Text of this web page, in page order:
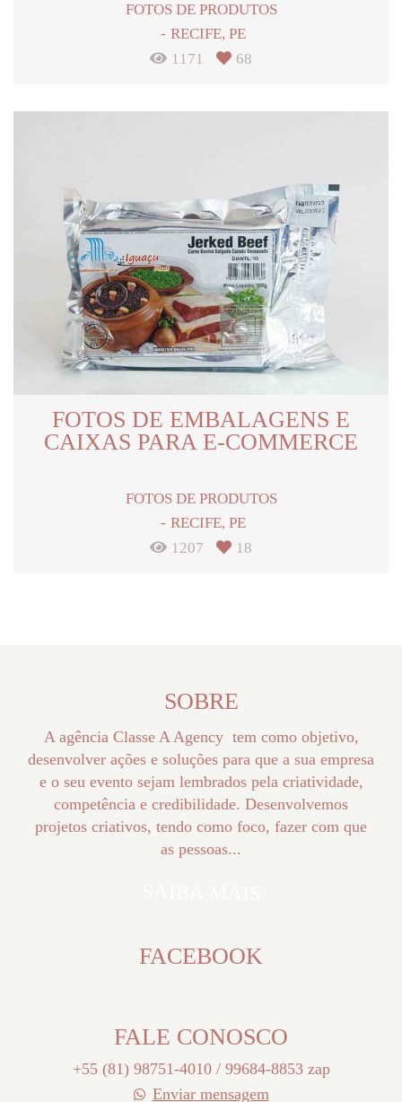
FOTOS DE PRODUTOS
RECIFE, PE
1171
68
FOTOS DE EMBALAGENS E
CAIXAS PARA E-COMMERCE
FOTOS DE PRODUTOS
RECIFE, PE
1207
18
SOBRE
A agência Classe A Agency tem como objetivo,
desenvolver ações e soluções para que a sua empresa
e o seu evento sejam lembrados pela criatividade,
competência e credibilidade. Desenvolvemos
projetos criativos, tendo como foco, fazer com que
as pessoas...
FACEBOOK
FALE CONOSCO
+55 (81) 98751-4010 / 99684-8853 zap
Enviar mensagem